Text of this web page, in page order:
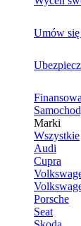
Umów
Marki
Wszystkie
Audi
Cupra
Porsche
Seat